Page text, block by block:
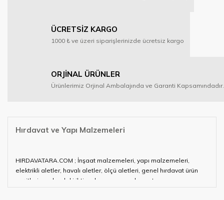
ÜCRETSİZ KARGO
1000 ₺ ve üzeri siparişlerinizde ücretsiz kargo
ORJİNAL ÜRÜNLER
Ürünlerimiz Orjinal Ambalajında ve Garanti Kapsamındadır.
Hırdavat ve Yapı Malzemeleri
HIRDAVATARA.COM ; İnşaat malzemeleri, yapı malzemeleri,
elektrikli aletler, havalı aletler, ölçü aletleri, genel hırdavat ürün
çeşitleri ve alandaki ihtiyaçlarınızın neredeyse tamamını